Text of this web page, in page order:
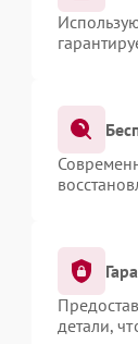
детали,